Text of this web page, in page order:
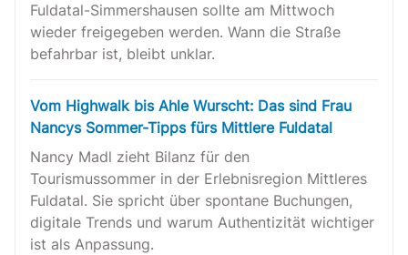
Fuldatal-Simmershausen sollte am Mittwoch
wieder freigegeben werden. Wann die Straße
befahrbar ist, bleibt unklar.
Vom Highwalk bis Ahle Wurscht: Das sind Frau
Nancys Sommer-Tipps fürs Mittlere Fuldatal
Nancy Madl zieht Bilanz für den
Tourismussommer in der Erlebnisregion Mittleres
Fuldatal. Sie spricht über spontane Buchungen,
digitale Trends und warum Authentizität wichtiger
ist als Anpassung.